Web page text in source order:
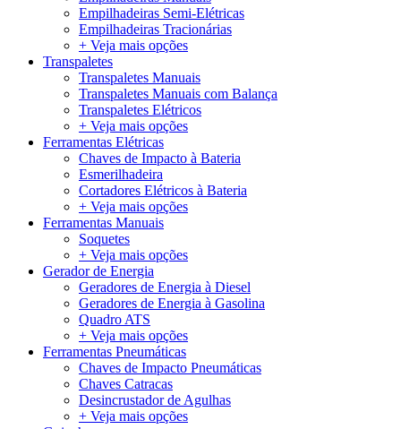
Empilhadeiras Semi-Elétricas
Empilhadeiras Tracionárias
+ Veja mais opções
Transpaletes
Transpaletes Manuais
Transpaletes Manuais com Balança
Transpaletes Elétricos
+ Veja mais opções
Ferramentas Elétricas
Chaves de Impacto à Bateria
Esmerilhadeira
Cortadores Elétricos à Bateria
+ Veja mais opções
Ferramentas Manuais
Soquetes
+ Veja mais opções
Gerador de Energia
Geradores de Energia à Diesel
Geradores de Energia à Gasolina
Quadro ATS
+ Veja mais opções
Ferramentas Pneumáticas
Chaves de Impacto Pneumáticas
Chaves Catracas
Desincrustador de Agulhas
+ Veja mais opções